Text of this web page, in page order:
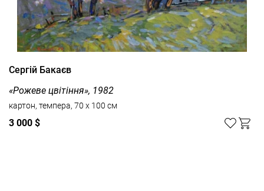
Сергій Бакаєв
«Рожеве цвітіння», 1982
картон, темпера, 70 x 100 см
3 000 $